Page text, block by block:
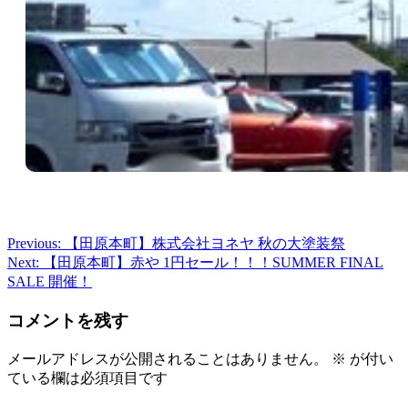
投
稿
ビ
ゲ
Previous:
【田原本町】株式会社ヨネヤ 秋の大塗装祭
Next:
【田原本町】赤や 1円セール！！！SUMMER FINAL
SALE 開催！
コメントを残す
メールアドレスが公開されることはありません。 ※ が付い
ている欄は必須項目です